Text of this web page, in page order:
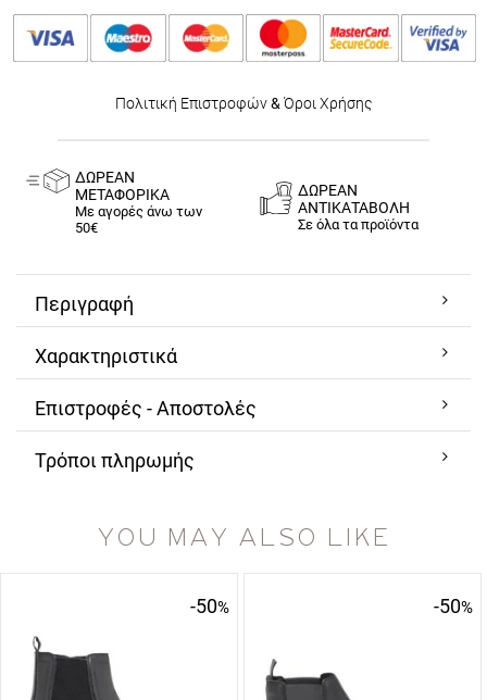
Πολιτική Επιστροφών& Όροι Χρήσης
ΔΩΡΕΑΝ
ΜΕΤΑΦΟΡΙΚΑ
Με αγορές άνω των
50€
ΔΩΡΕΑΝ
ΑΝΤΙΚΑΤΑΒΟΛΗ
Σε όλα τα προϊόντα
Περιγραφή
Χαρακτηριστικά
Επιστροφές - Αποστολές
Τρόποι πληρωμής
YOU MAY ALSO LIKE
-50% -50%